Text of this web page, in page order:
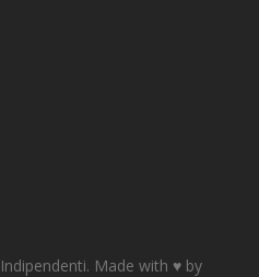
Made with ♥️ by